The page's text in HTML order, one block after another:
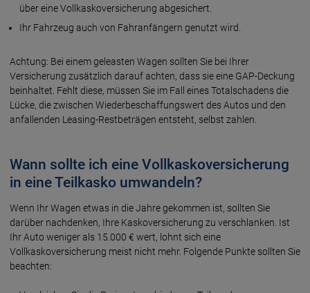
über eine Vollkaskoversicherung abgesichert.
Ihr Fahrzeug auch von Fahranfängern genutzt wird.
Achtung: Bei einem geleasten Wagen sollten Sie bei Ihrer
Versicherung zusätzlich darauf achten, dass sie eine GAP-Deckung
beinhaltet. Fehlt diese, müssen Sie im Fall eines Totalschadens die
Lücke, die zwischen Wiederbeschaffungswert des Autos und den
anfallenden Leasing-Restbeträgen entsteht, selbst zahlen.
Wann sollte ich eine Vollkaskoversicherung
in eine Teilkasko umwandeln?
Wenn Ihr Wagen etwas in die Jahre gekommen ist, sollten Sie
darüber nachdenken, Ihre Kaskoversicherung zu verschlanken. Ist
Ihr Auto weniger als 15.000 € wert, lohnt sich eine
Vollkaskoversicherung meist nicht mehr. Folgende Punkte sollten Sie
beachten: